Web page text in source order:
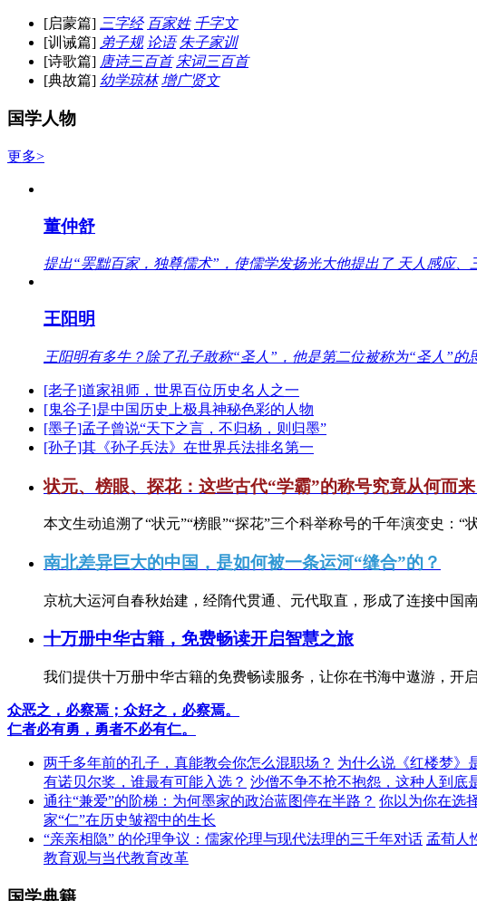
[启蒙篇] 三字经 百家姓 千字文
[训诫篇] 弟子规 论语 朱子家训
[诗歌篇] 唐诗三百首 宋词三百首
[典故篇] 幼学琼林 增广贤文
国学人物
更多>
董仲舒
提出“罢黜百家，独尊儒术”，使儒学发扬光大他提出了 天人感应、
王阳明
王阳明有多牛？除了孔子敢称“圣人”，他是第二位被称为“圣人”的
[老子]道家祖师，世界百位历史名人之一
[鬼谷子]是中国历史上极具神秘色彩的人物
[墨子]孟子曾说“天下之言，不归杨，则归墨”
[孙子]其《孙子兵法》在世界兵法排名第一
状元、榜眼、探花：这些古代“学霸”的称号究竟从何而来
本文生动追溯了“状元”“榜眼”“探花”三个科举称号的千年演变史：“
南北差异巨大的中国，是如何被一条运河“缝合”的？
京杭大运河自春秋始建，经隋代贯通、元代取直，形成了连接中国
十万册中华古籍，免费畅读开启智慧之旅
我们提供十万册中华古籍的免费畅读服务，让你在书海中遨游，开
众恶之，必察焉；众好之，必察焉。
仁者必有勇，勇者不必有仁。
两千多年前的孔子，真能教会你怎么混职场？ 为什么说《红楼梦》
有诺贝尔奖，谁最有可能入选？ 沙僧不争不抢不抱怨，这种人到底
通往“兼爱”的阶梯：为何墨家的政治蓝图停在半路？ 你以为你在选
家“仁”在历史皱褶中的生长
“亲亲相隐” 的伦理争议：儒家伦理与现代法理的三千年对话 孟荀人
教育观与当代教育改革
国学典籍